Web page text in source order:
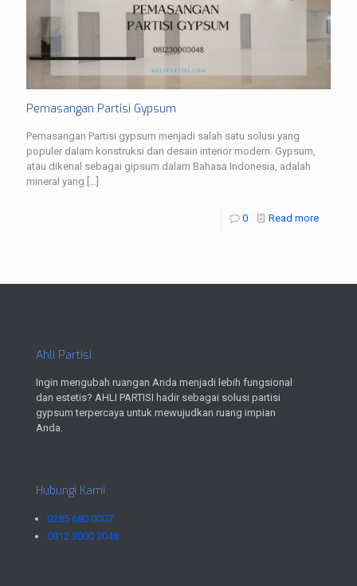
Pemasangan Partisi Gypsum
Pemasangan Partisi gypsum menjadi salah satu solusi yang
populer dalam konstruksi dan desain interior modern. Gypsum,
atau dikenal sebagai gipsum dalam Bahasa Indonesia, adalah
mineral yang […]
0 Read more
Ahli Partisi
Ingin mengubah ruangan Anda menjadi lebih fungsional
dan estetis? AHLI PARTISI hadir sebagai solusi partisi
gypsum terpercaya untuk mewujudkan ruang impian
Anda.
Hubungi Kami
0285 680 0007
0812 3000 3048